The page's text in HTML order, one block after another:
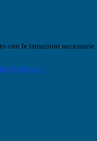
con le istruzioni necessarie.
Spaggiari